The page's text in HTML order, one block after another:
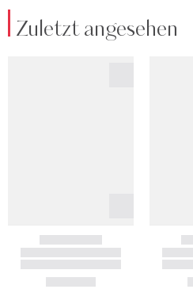
Zuletzt angesehen